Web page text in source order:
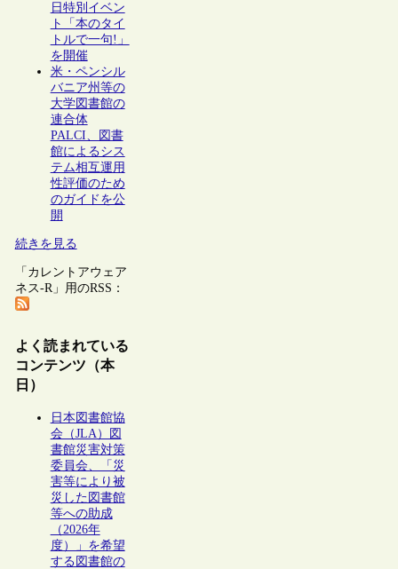
日特別イベン
ト「本のタイ
トルで一句!」
を開催
米・ペンシル
バニア州等の
大学図書館の
連合体
PALCI、図書
館によるシス
テム相互運用
性評価のため
のガイドを公
開
続きを見る
「カレントアウェア
ネス-R」用のRSS：
よく読まれている
コンテンツ（本
日）
日本図書館協
会（JLA）図
書館災害対策
委員会、「災
害等により被
災した図書館
等への助成
（2026年
度）」を希望
する図書館の